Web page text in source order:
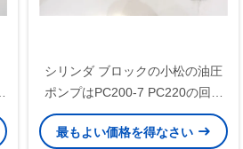
シリンダ ブロックの小松の油圧
ポンプはPC200-7 PC220の回転
式グループのキットを分けます
最もよい価格を得なさい